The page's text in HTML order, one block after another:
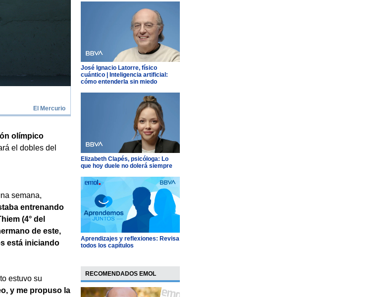
El Mercurio
olímpico
el dobles del
semana,
entrenando
(4° del
de este,
está iniciando
estuvo su
y me propuso la
José Ignacio Latorre, físico
cuántico | Inteligencia artificial:
cómo entenderla sin miedo
Elizabeth Clapés, psicóloga: Lo
que hoy duele no dolerá siempre
Aprendizajes y reflexiones: Revisa
todos los capítulos
RECOMENDADOS EMOL